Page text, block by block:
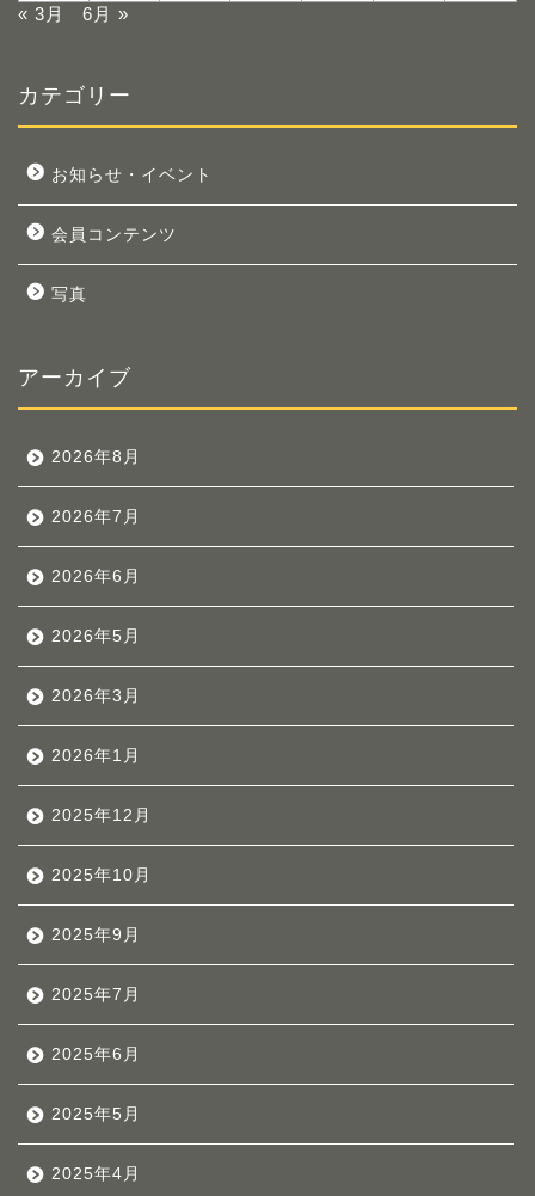
« 3月 6月 »
カテゴリー
お知らせ・イベント
会員コンテンツ
写真
アーカイブ
2026年8月
2026年7月
2026年6月
2026年5月
2026年3月
2026年1月
2025年12月
2025年10月
2025年9月
2025年7月
2025年6月
2025年5月
2025年4月